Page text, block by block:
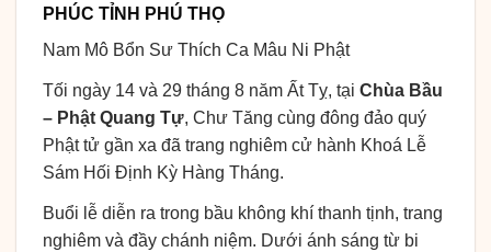
PHÚC TỈNH PHÚ THỌ
Nam Mô Bổn Sư Thích Ca Mâu Ni Phật
Tối ngày 14 và 29 tháng 8 năm Ất Tỵ, tại Chùa Bầu
– Phật Quang Tự, Chư Tăng cùng đông đảo quý
Phật tử gần xa đã trang nghiêm cử hành Khoá Lễ
Sám Hối Định Kỳ Hàng Tháng.
Buổi lễ diễn ra trong bầu không khí thanh tịnh, trang
nghiêm và đầy chánh niệm. Dưới ánh sáng từ bi